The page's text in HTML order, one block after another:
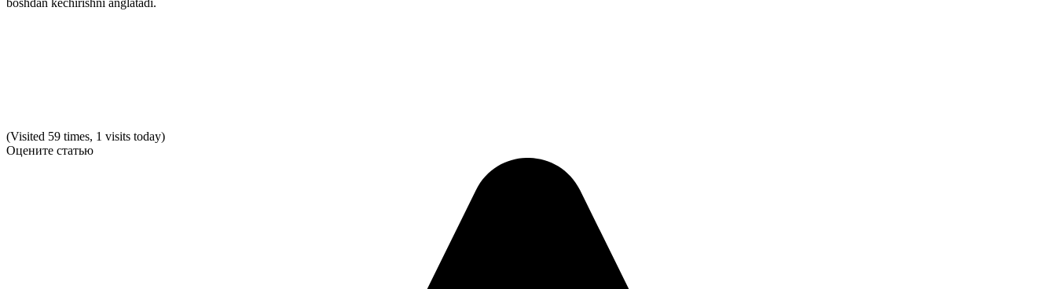
(Visited 59 times, 1 visits today)
Оцените статью